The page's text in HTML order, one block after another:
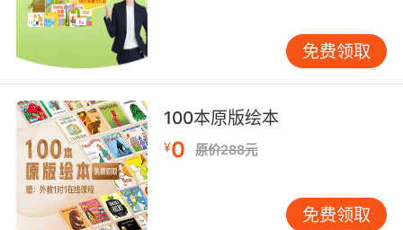
免费领取
100本原版绘本
¥0 原价288元
免费领取